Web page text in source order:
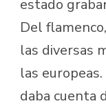
estado
Del
las diversas
las
daba cuenta